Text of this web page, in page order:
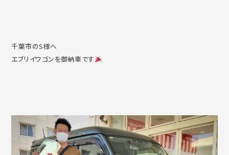
千葉市のS様へ
エブリイワゴンを御納車です